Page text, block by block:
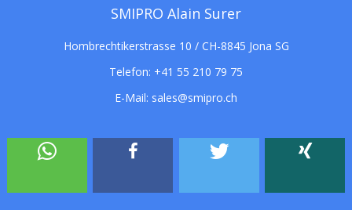
SMIPRO Alain Surer
Hombrechtikerstrasse 10 / CH-8845 Jona SG
Telefon: +41 55 210 79 75
E-Mail: sales@smipro.ch